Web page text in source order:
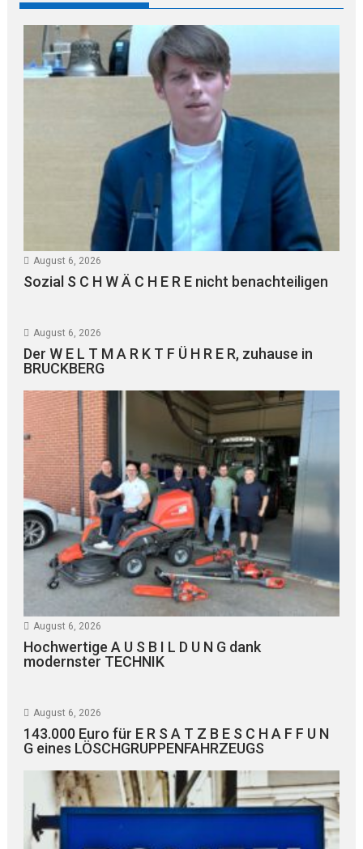
August 6, 2026
Sozial S C H W Ä C H E R E nicht benachteiligen
August 6, 2026
Der W E L T M A R K T F Ü H R E R, zuhause in
BRUCKBERG
August 6, 2026
Hochwertige A U S B I L D U N G dank
modernster TECHNIK
August 6, 2026
143.000 Euro für E R S A T Z B E S C H A F F U N
G eines LÖSCHGRUPPENFAHRZEUGS